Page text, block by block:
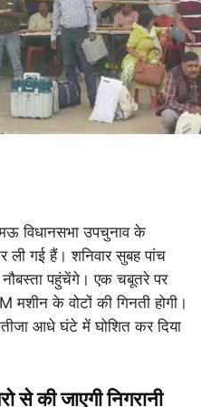
विधानसभा उपचुनाव के
ली गई हैं। शनिवार सुबह पांच
नौबस्ता पहुंचेंगे। एक चबूतरे पर
के वोटों की गिनती होगी।
आधे घंटे में घोशित कर दिया
की जाएगी निगरानी